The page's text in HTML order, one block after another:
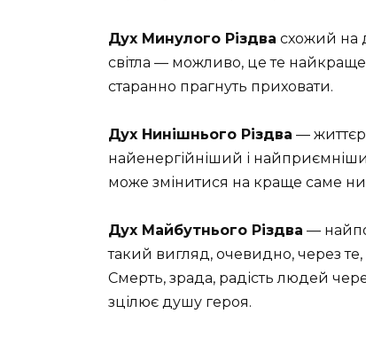
Дух Минулого Різдва схожий на
світла — можливо, це те
старанно прагнуть приховати.
Дух Нинішнього Різдва —
найенергійніший і
може змінитися на краще саме
Дух Майбутнього Різдва —
такий вигляд, очевидно, через
Смерть, зрада, радість людей
зцілює душу героя.